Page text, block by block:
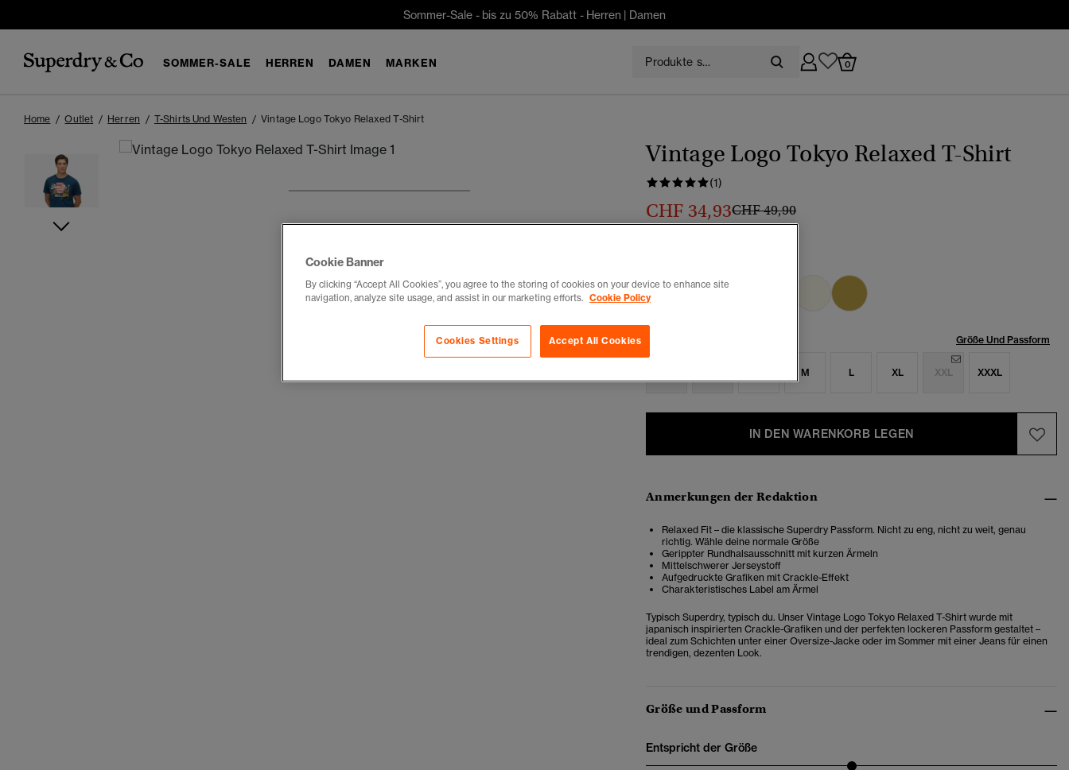
Sommer-Sale - bis zu 50% Rabatt - Herren | Damen
SOMMER-SALE HERREN DAMEN MARKEN 0
Home Outlet Herren T-Shirts Und Westen Vintage Logo Tokyo Relaxed T-Shirt
Vintage Logo Tokyo Relaxed T-Shirt
(1)
CHF 34,93Preis wurde reduziert von
CHF 49,90bis
Du sparst 30 %
Ausgewählt
Größe Und Passform
M L XL XXL XXXL
IN DEN WARENKORB LEGEN
Anmerkungen der Redaktion
Relaxed Fit – die klassische Superdry Passform. Nicht zu eng, nicht zu weit, genau
richtig. Wähle deine normale Größe
Gerippter Rundhalsausschnitt mit kurzen Ärmeln
Mittelschwerer Jerseystoff
Aufgedruckte Grafiken mit Crackle-Effekt
Charakteristisches Label am Ärmel
Typisch Superdry, typisch du. Unser Vintage Logo Tokyo Relaxed T-Shirt wurde mit
japanisch inspirierten Crackle-Grafiken und der perfekten lockeren Passform gestaltet –
ideal zum Schichten unter einer Oversize-Jacke oder im Sommer mit einer Jeans für einen
trendigen, dezenten Look.
Größe und Passform
Entspricht der Größe
Cookie Banner
By clicking “Accept All Cookies”, you agree to the storing of cookies on your device to enhance site
navigation, analyze site usage, and assist in our marketing efforts. Cookie Policy
Accept All Cookies
Cookies Settings